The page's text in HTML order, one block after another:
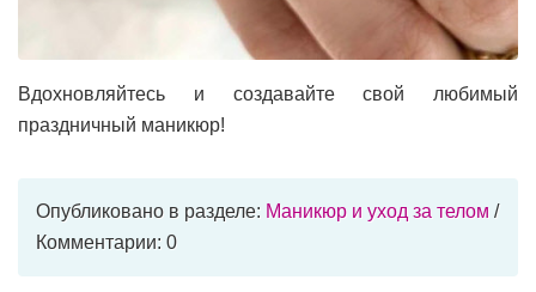
Вдохновляйтесь и создавайте свой любимый
праздничный маникюр!
Опубликовано в разделе: Маникюр и уход за телом /
Комментарии: 0